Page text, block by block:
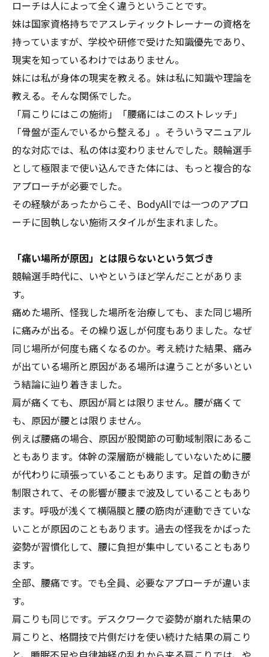
ローチは人によって全く違うということです。
妹は国家資格持ちでアスレティックトレーナーの資格を
持っていますが、学校や研修で受けた知識優先であり、
現実を知っているわけではありません。
妹には私が身体の現実を教える。妹は私に知識や理論を
教える。そんな関係でした。
「肩こりにはこの施術」「腰痛にはこのストレッチ」
「骨盤が歪んでいるから整える」。そういうマニュアル
的な対応では、私の体は変わりませんでした。競輪選手
として極限まで使い込んできた体には、もっと複合的な
アプローチが必要でした。
その経験があったからこそ、BodyAllでは一つのアプロ
ーチに固執しない施術スタイルが生まれました。
「痛い場所が原因」とは限らないという気づき
競輪選手時代に、いやというほど学んだことがありま
す。
痛めた場所、怪我した場所を治療しても、また同じ場所
に痛みが出る。その繰り返しが何度もありました。なぜ
同じ場所が何度も痛くなるのか。考え続けた結果、痛み
が出ている場所と原因がある場所は違うことが多いとい
う結論に辿り着きました。
肩が痛くても、原因が肩とは限りません。腰が痛くて
も、原因が腰とは限りません。
例えば腰痛の場合、原因が股関節の可動域制限にあるこ
ともあります。体幹の深層筋が機能していないために腰
が代わりに頑張っていることもあります。足首の動きが
制限されて、その影響が腰まで波及していることもあり
ます。呼吸が浅くて横隔膜と腰の筋肉が連動できていな
いことが原因のこともあります。過去の怪我をかばった
姿勢が習慣化して、腰に負担が集中していることもあり
ます。
全部、腰痛です。でも全員、必要なアプローチが違いま
す。
肩こりも同じです。デスクワークで姿勢が崩れた結果の
肩こりと、格闘技で片側だけを使い続けた結果の肩こり